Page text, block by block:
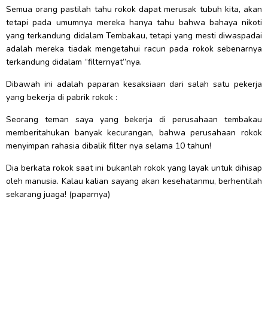
Semua orang pastilah tahu rokok dapat merusak tubuh kita, akan
tetapi pada umumnya mereka hanya tahu bahwa bahaya nikoti
yang terkandung didalam Tembakau, tetapi yang mesti diwaspadai
adalah mereka tiadak mengetahui racun pada rokok sebenarnya
terkandung didalam “filternyat”nya.
Dibawah ini adalah paparan kesaksiaan dari salah satu pekerja
yang bekerja di pabrik rokok :
Seorang teman saya yang bekerja di perusahaan tembakau
memberitahukan banyak kecurangan, bahwa perusahaan rokok
menyimpan rahasia dibalik filter nya selama 10 tahun!
Dia berkata rokok saat ini bukanlah rokok yang layak untuk dihisap
oleh manusia. Kalau kalian sayang akan kesehatanmu, berhentilah
sekarang juaga! (paparnya)